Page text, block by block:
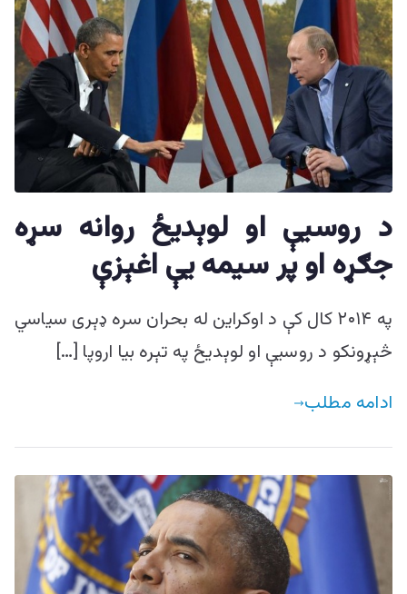
د روسیې او لوېدیځ روانه سړه
جګړه او پر سیمه یې اغېزې
په ۲۰۱۴ کال کې د اوکراین له بحران سره ډېری سیاسي
څېړونکو د روسیې او لوېدیځ په تېره بيا اروپا […]
ادامه مطلب